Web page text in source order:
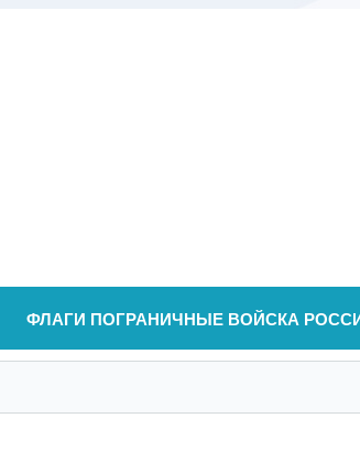
ФЛАГИ ПОГРАНИЧНЫЕ ВОЙСКА